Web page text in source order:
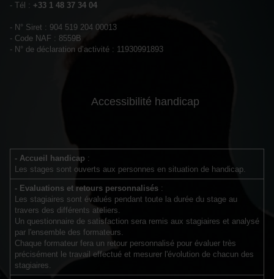
- Tél : +33 1 48 37 34 04
- N° Siret : 904 519 204 00013
- Code NAF : 8559B
- N° de déclaration d’activité : 11930991893
Accessibilité handicap
- Accueil handicap:
Les stages sont ouverts aux personnes en situation de handicap.
- Evaluations et retours personnalisés:
Les stagiaires sont évalués pendant toute la durée du stage au
travers des différents ateliers.
Un questionnaire de satisfaction sera remis aux stagiaires et analysé
par l'ensemble des formateurs.
Chaque formateur fera un retour personnalisé pour évaluer très
précisément le travail effectué et mesurer l'évolution de chacun des
stagiaires.